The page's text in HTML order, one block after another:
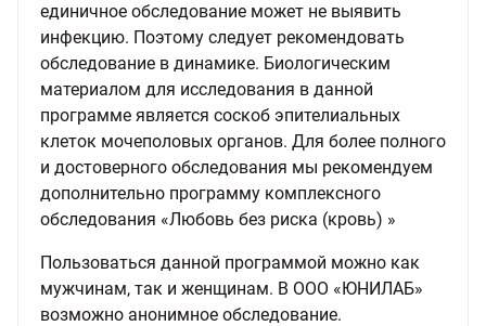
единичное обследование может не выявить
инфекцию. Поэтому следует рекомендовать
обследование в динамике. Биологическим
материалом для исследования в данной
программе является соскоб эпителиальных
клеток мочеполовых органов. Для более полного
и достоверного обследования мы рекомендуем
дополнительно программу комплексного
обследования «Любовь без риска (кровь) »
Пользоваться данной программой можно как
мужчинам, так и женщинам. В ООО «ЮНИЛАБ»
возможно анонимное обследование.